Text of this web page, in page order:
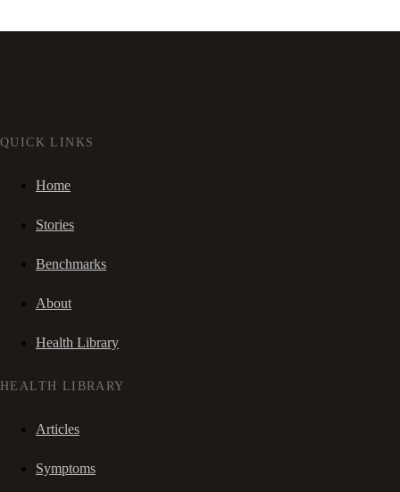
QUICK LINKS
Home
Stories
Benchmarks
About
Health Library
HEALTH LIBRARY
Articles
Symptoms